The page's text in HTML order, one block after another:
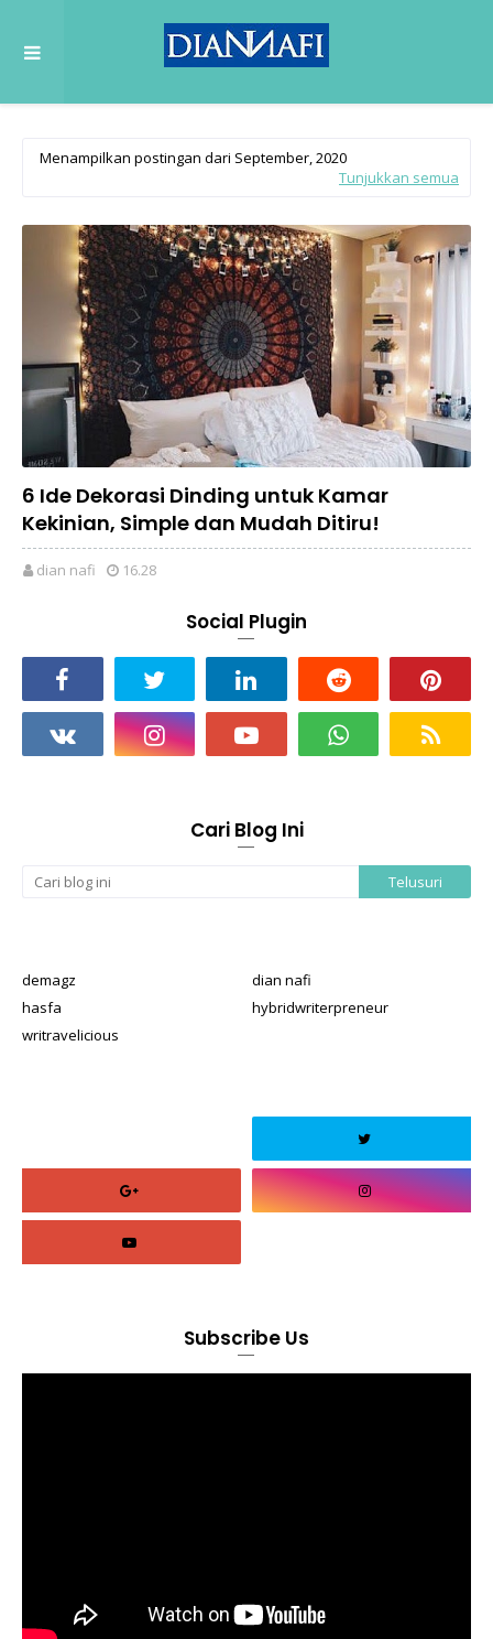
Menampilkan postingan dari September, 2020
Tunjukkan semua
6 Ide Dekorasi Dinding untuk Kamar
Kekinian, Simple dan Mudah Ditiru!
dian nafi 16.28
Social Plugin
Cari Blog Ini
demagz
dian nafi
hasfa
hybridwriterpreneur
writravelicious
Subscribe Us